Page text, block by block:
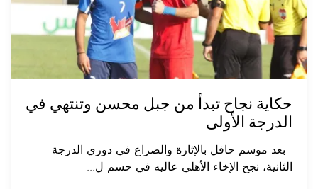
حكاية نجاح تبدأ من جبل محسن وتنتهي في
الدرجة الأولى
بعد موسم حافل بالإثارة والصراع في دوري الدرجة
الثانية، نجح الإخاء الأهلي عاليه في حسم ل...